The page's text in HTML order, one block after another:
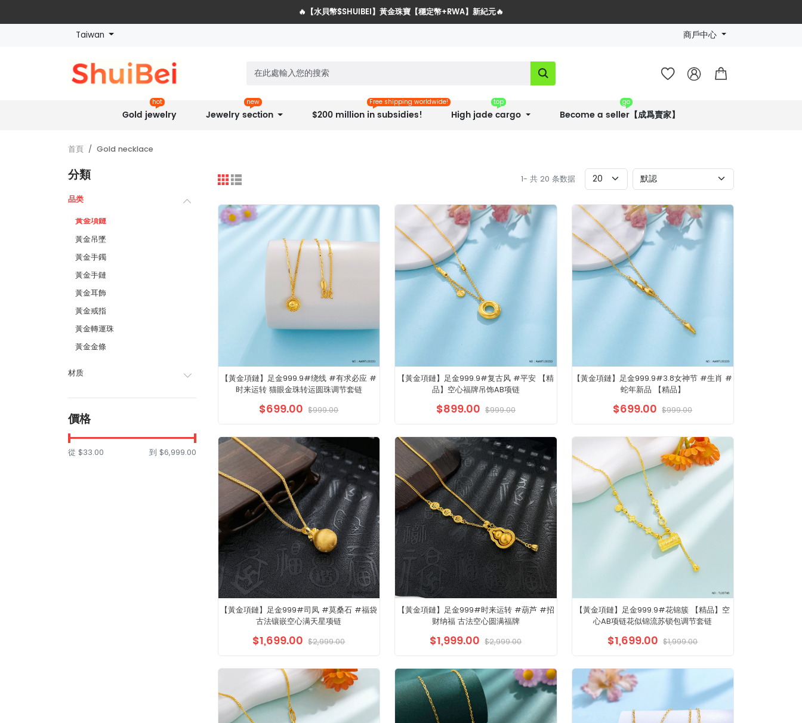
🔥【水貝幣$SHUIBEI】黃金珠寶【穩定幣+RWA】新紀元🔥
Taiwan 商戶中心
   
Gold jewelry
hot
Jewelry section
new
$200 million in subsidies!
Free shipping worldwide!
High jade cargo
top
Become a seller【成爲賣家】
go
首頁 Gold necklace
分類
品类
黃金項鏈
黃金吊墜
黃金手鐲
黃金手鏈
黃金耳飾
黃金戒指
黃金轉運珠
黃金金條
材质
價格
從 $33.00 到 $6,999.00
1- 共 20 条数据
【黃金項鏈】足金999.9#绕线 #有求必应 #
时来运转 猫眼金珠转运圆珠调节套链
$699.00 $999.00
【黃金項鏈】足金999.9#复古风 #平安 【精
品】空心福牌吊饰AB项链
$899.00 $999.00
【黃金項鏈】足金999.9#3.8女神节 #生肖 #
蛇年新品 【精品】
$699.00 $999.00
【黃金項鏈】足金999#司凤 #莫桑石 #福袋
古法镶嵌空心满天星项链
$1,699.00 $2,999.00
【黃金項鏈】足金999#时来运转 #葫芦 #招
财纳福 古法空心圆满福牌
$1,999.00 $2,999.00
【黃金項鏈】足金999.9#花锦簇 【精品】空
心AB项链花似锦流苏锁包调节套链
$1,699.00 $1,999.00